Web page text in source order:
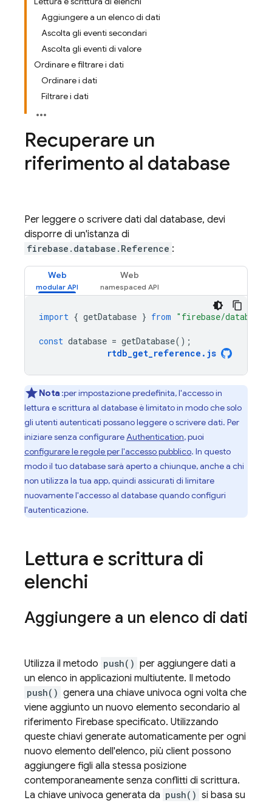
Aggiungere a un elenco di dati
Ascolta gli eventi secondari
Ascolta gli eventi di valore
Ordinare e filtrare i dati
Ordinare i dati
Filtrare i dati
Recuperare un
riferimento al database
Per leggere o scrivere dati dal database, devi
disporre di un'istanza di
firebase.database.Reference :
Web Web
import { getDatabase } from "firebase/database"
const database = getDatabase();
rtdb_get_reference . js
Nota :per impostazione predefinita, l'accesso in
lettura e scrittura al database è limitato in modo che solo
gli utenti autenticati possano leggere o scrivere dati. Per
iniziare senza configurareAuthentication, puoi
configurare le regole per l'accesso pubblico. In questo
modo il tuo database sarà aperto a chiunque, anche a chi
non utilizza la tua app, quindi assicurati di limitare
nuovamente l'accesso al database quando configuri
l'autenticazione.
Lettura e scrittura di
elenchi
Aggiungere a un elenco di dati
Utilizza il metodo push() per aggiungere dati a
un elenco in applicazioni multiutente. Il metodo
push() genera una chiave univoca ogni volta che
viene aggiunto un nuovo elemento secondario al
riferimento Firebase specificato. Utilizzando
queste chiavi generate automaticamente per ogni
nuovo elemento dell'elenco, più client possono
aggiungere figli alla stessa posizione
contemporaneamente senza conflitti di scrittura.
La chiave univoca generata da push() si basa su